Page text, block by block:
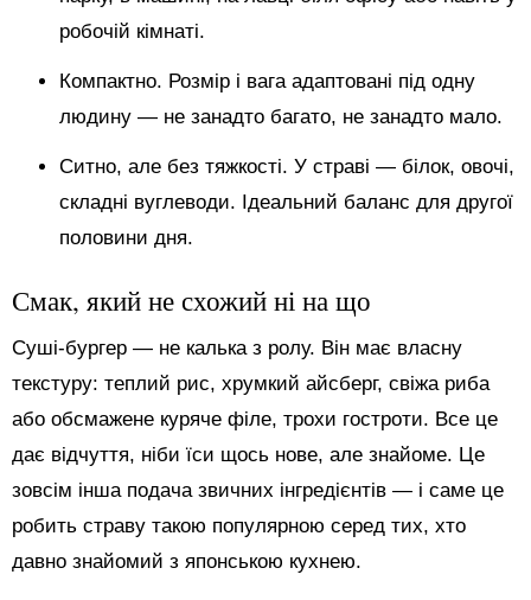
робочій кімнаті.
Компактно. Розмір і вага адаптовані під одну
людину — не занадто багато, не занадто мало.
Ситно, але без тяжкості. У страві — білок, овочі,
складні вуглеводи. Ідеальний баланс для другої
половини дня.
Смак, який не схожий ні на що
Суші-бургер — не калька з ролу. Він має власну
текстуру: теплий рис, хрумкий айсберг, свіжа риба
або обсмажене куряче філе, трохи гостроти. Все це
дає відчуття, ніби їси щось нове, але знайоме. Це
зовсім інша подача звичних інгредієнтів — і саме це
робить страву такою популярною серед тих, хто
давно знайомий з японською кухнею.